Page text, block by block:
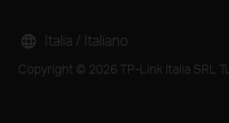
Copyright © 2026 TP-Link Italia SRL
Italia / Italiano